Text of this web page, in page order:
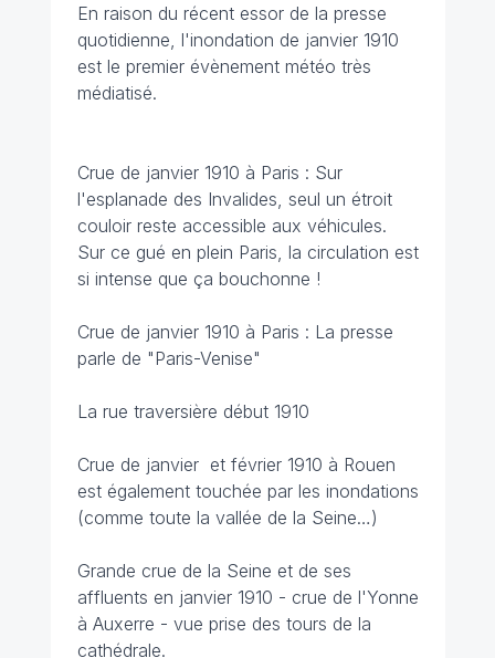
En raison du récent essor de la presse
quotidienne, l'inondation de janvier 1910
est le premier évènement météo très
médiatisé.
Crue de janvier 1910 à Paris : Sur
l'esplanade des Invalides, seul un étroit
couloir reste accessible aux véhicules.
Sur ce gué en plein Paris, la circulation est
si intense que ça bouchonne !
Crue de janvier 1910 à Paris : La presse
parle de "Paris-Venise"
La rue traversière début 1910
Crue de janvier et février 1910 à Rouen
est également touchée par les inondations
(comme toute la vallée de la Seine…)
Grande crue de la Seine et de ses
affluents en janvier 1910 - crue de l'Yonne
à Auxerre - vue prise des tours de la
cathédrale.